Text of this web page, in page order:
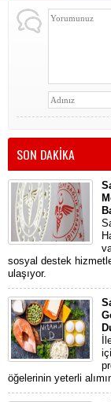
SON DAKİKA
sosyal destek
ulaşıyor.
öğelerinin yeterli